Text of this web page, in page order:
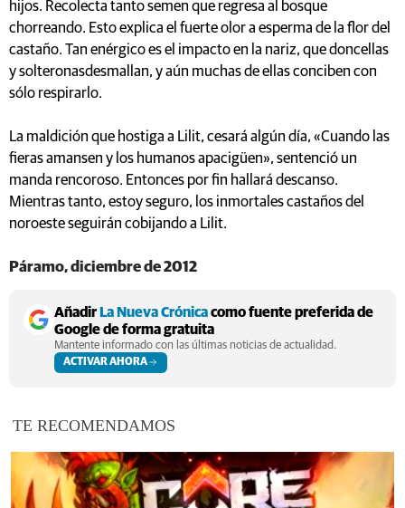
hijos. Recolecta tanto semen que regresa al bosque
chorreando. Esto explica el fuerte olor a esperma de la flor del
castaño. Tan enérgico es el impacto en la nariz, que doncellas
y solteronasdesmallan, y aún muchas de ellas conciben con
sólo respirarlo.
La maldición que hostiga a Lilit, cesará algún día, «Cuando las
fieras amansen y los humanos apacigüen», sentenció un
manda rencoroso. Entonces por fin hallará descanso.
Mientras tanto, estoy seguro, los inmortales castaños del
noroeste seguirán cobijando a Lilit.
Páramo, diciembre de 2012
AñadirLa Nueva Crónicacomo fuente preferida de
Google de forma gratuita
Mantente informado con las últimas noticias de actualidad.
ACTIVAR AHORA
TE RECOMENDAMOS